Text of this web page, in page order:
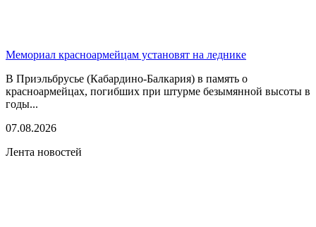
Мемориал красноармейцам установят на леднике
В Приэльбрусье (Кабардино-Балкария) в память о
красноармейцах, погибших при штурме безымянной высоты в
годы...
07.08.2026
Лента новостей